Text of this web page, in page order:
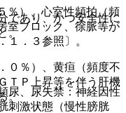
％）、心室性頻拍（頻
室ブロック、徐脈等が
１．３参照〕。
０％）、黄疸（頻度不
ＴＰ上昇等を伴う肝機
。
であり、かつ安全性に
。
尿、尿失禁：神経因性
刺激状態（慢性膀胱